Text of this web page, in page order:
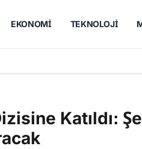
EKONOMI TEKNOLOJI
Katıldı: